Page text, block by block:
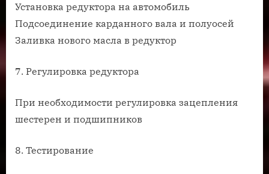
Установка редуктора на автомобиль
Подсоединение карданного вала и полуосей
Заливка нового масла в редуктор
7. Регулировка редуктора
При необходимости регулировка зацепления
шестерен и подшипников
8. Тестирование